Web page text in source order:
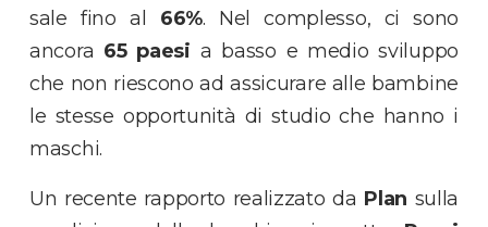
sale fino al 66%. Nel complesso, ci sono
ancora 65 paesi a basso e medio sviluppo
che non riescono ad assicurare alle bambine
le stesse opportunità di studio che hanno i
maschi.
Un recente rapporto realizzato da Plan sulla